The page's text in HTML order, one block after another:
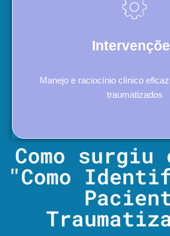
Manejo e raciocínio clínico
traumatizados
Como surgiu
"Como